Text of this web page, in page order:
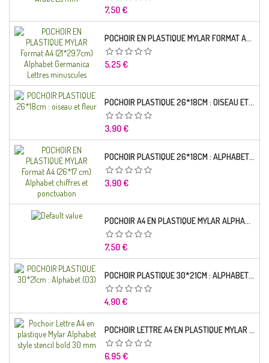
Prix
7,50 €
POCHOIR EN PLASTIQUE MYLAR FORMAT A4 (21*29.7CM) ALPHABET GERMANICA LETTRES MINUSCULES
Prix
5,25 €
POCHOIR PLASTIQUE 26*18CM : OISEAU ET FLEUR
Prix
3,90 €
POCHOIR PLASTIQUE 26*18CM : ALPHABET (03)
Prix
3,90 €
POCHOIR A4 EN PLASTIQUE MYLAR ALPHABET LETTRE TYPO CHARLEMAGNE 28 MM
Prix
7,50 €
POCHOIR PLASTIQUE 30*21CM : ALPHABET (03)
Prix
4,90 €
POCHOIR LETTRE A4 EN PLASTIQUE MYLAR ALPHABET STYLE STENCIL BOLD 30 MM
Prix
6,95 €